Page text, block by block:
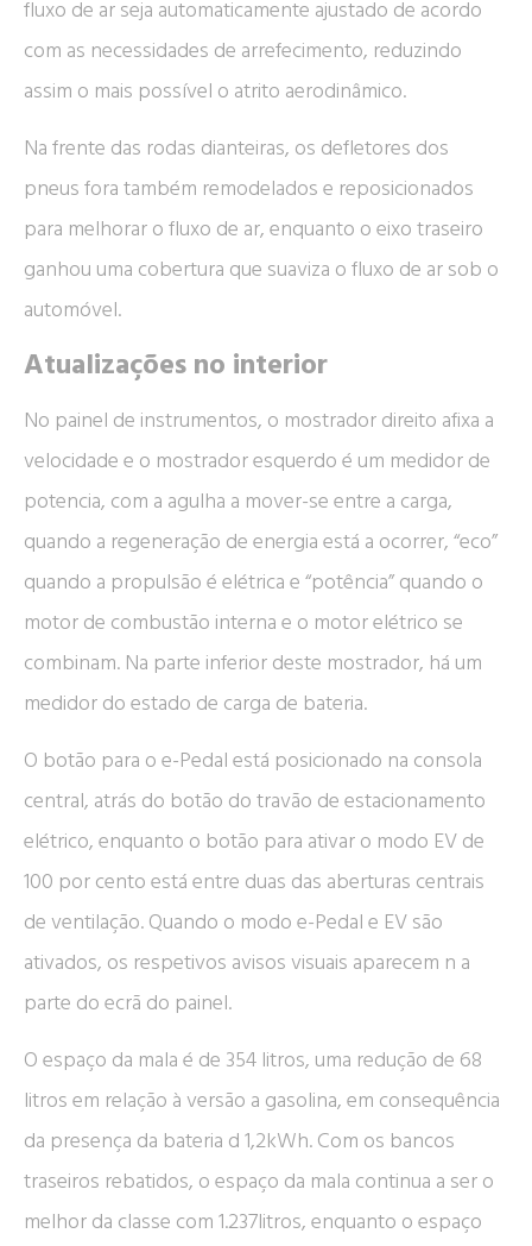
fluxo de ar seja automaticamente ajustado de acordo
com as necessidades de arrefecimento, reduzindo
assim o mais possível o atrito aerodinâmico.
Na frente das rodas dianteiras, os defletores dos
pneus fora também remodelados e reposicionados
para melhorar o fluxo de ar, enquanto o eixo traseiro
ganhou uma cobertura que suaviza o fluxo de ar sob o
automóvel.
Atualizações no interior
No painel de instrumentos, o mostrador direito afixa a
velocidade e o mostrador esquerdo é um medidor de
potencia, com a agulha a mover-se entre a carga,
quando a regeneração de energia está a ocorrer, “eco”
quando a propulsão é elétrica e “potência” quando o
motor de combustão interna e o motor elétrico se
combinam. Na parte inferior deste mostrador, há um
medidor do estado de carga de bateria.
O botão para o e-Pedal está posicionado na consola
central, atrás do botão do travão de estacionamento
elétrico, enquanto o botão para ativar o modo EV de
100 por cento está entre duas das aberturas centrais
de ventilação. Quando o modo e-Pedal e EV são
ativados, os respetivos avisos visuais aparecem n a
parte do ecrã do painel.
O espaço da mala é de 354 litros, uma redução de 68
litros em relação à versão a gasolina, em consequência
da presença da bateria d 1,2kWh. Com os bancos
traseiros rebatidos, o espaço da mala continua a ser o
melhor da classe com 1.237litros, enquanto o espaço